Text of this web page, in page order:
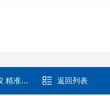
疗仪器 返回列表